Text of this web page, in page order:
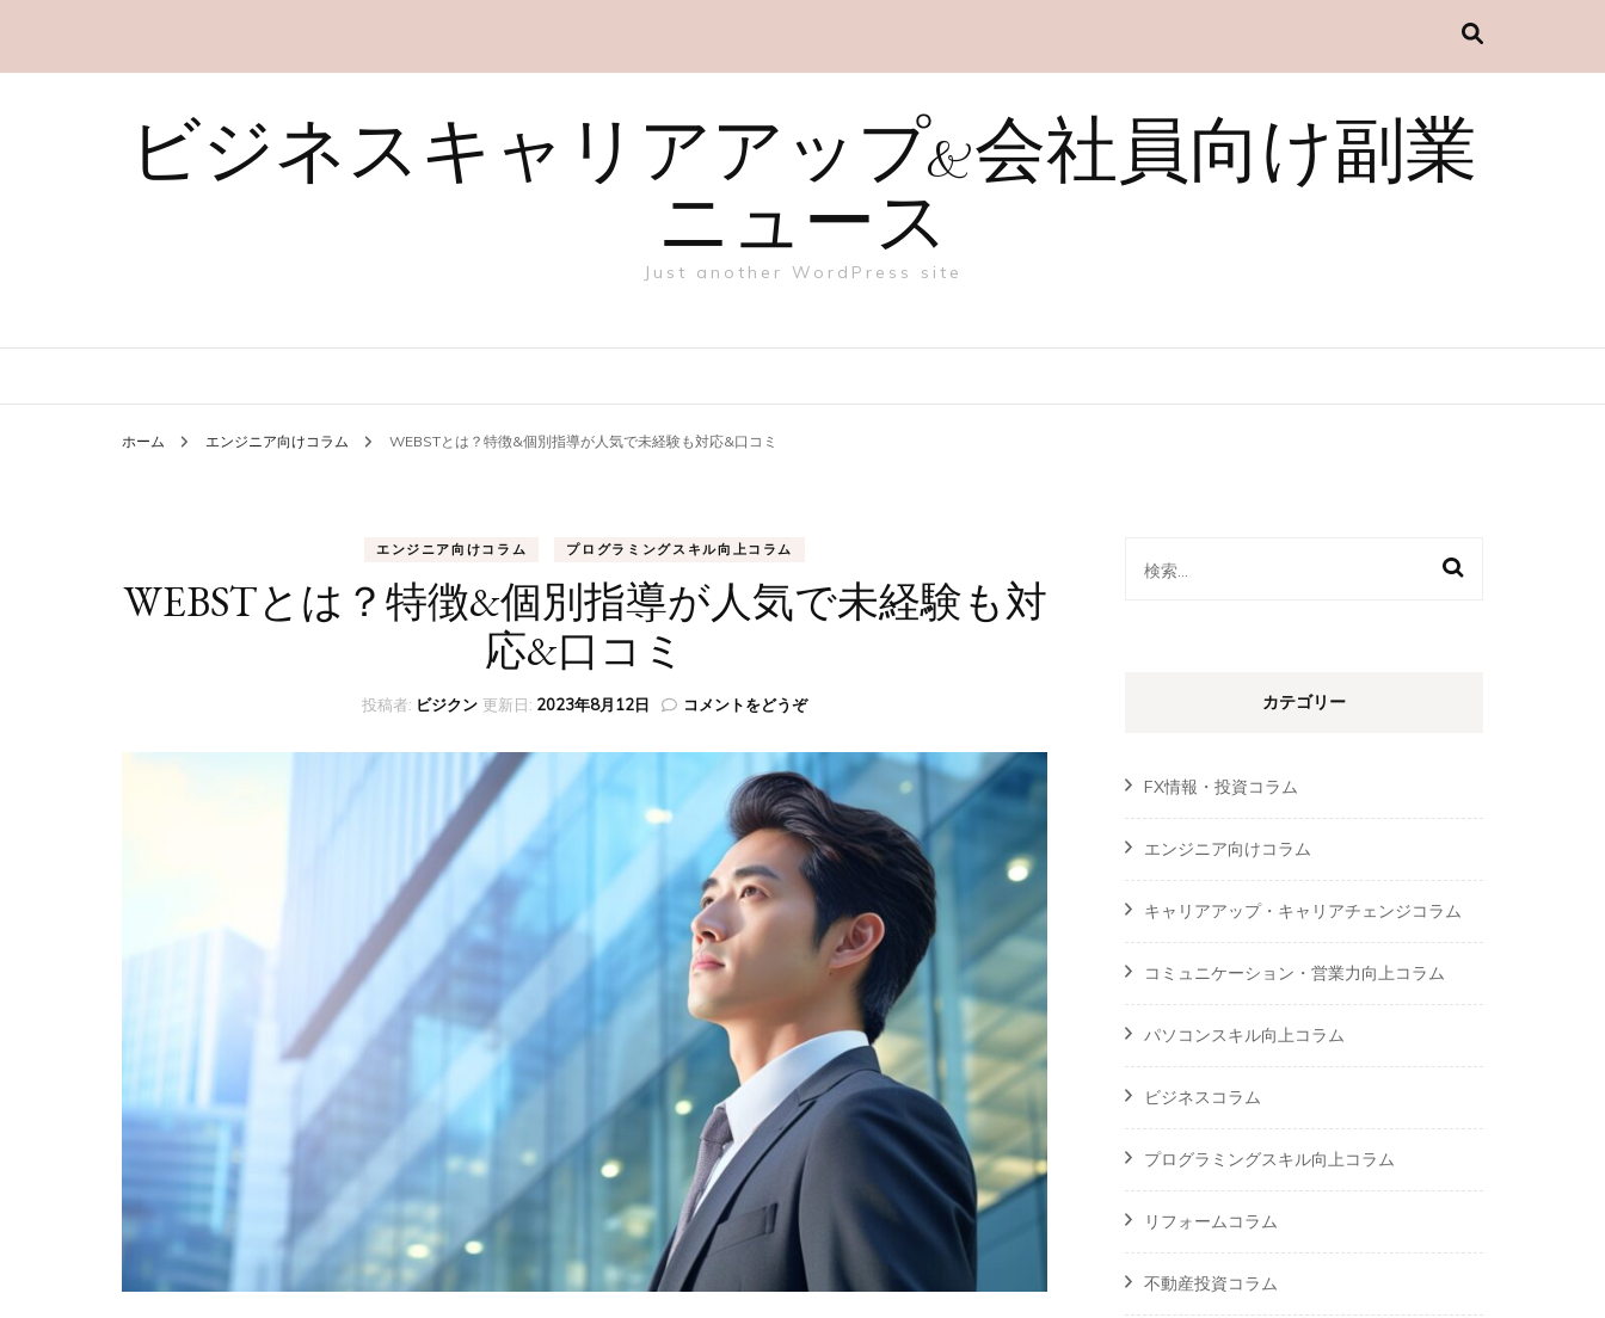
ビジネスキャリアアップ&会社員向け副業
ニュース
Just another WordPress site
ホーム エンジニア向けコラム WEBSTとは？特徴&個別指導が人気で未経験も対応&口コミ
エンジニア向けコラム プログラミングスキル向上コラム
WEBSTとは？特徴&個別指導が人気で未経験も対
応&口コミ
投稿者: ビジクン 更新日: 2023年8月12日 コメントをどうぞ(WEBST
は？
特
徴
&
個
別
指
が
未
験
も
応
検
カテゴリー
FX情報・投資コラム
エンジニア向けコラム
キャリアアップ・キャリアチェンジコラム
コミュニケーション・営業力向上コラム
パソコンスキル向上コラム
ビジネスコラム
プログラミングスキル向上コラム
リフォームコラム
不動産投資コラム